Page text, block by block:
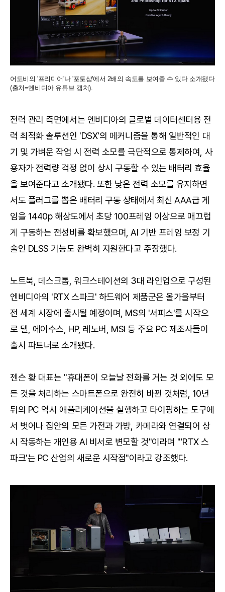
어도비의 '프리미어'나 '포토샵'에서 2배의 속도를 보여줄 수 있다 소개됐다
(출처=엔비디아 유튜브 캡처).
전력 관리 측면에서는 엔비디아의 글로벌 데이터센터용 전
력 최적화 솔루션인 'DSX'의 메커니즘을 통해 일반적인 대
기 및 가벼운 작업 시 전력 소모를 극단적으로 통제하여, 사
용자가 전력량 걱정 없이 상시 구동할 수 있는 배터리 효율
을 보여준다고 소개됐다. 또한 낮은 전력 소모를 유지하면
서도 플러그를 뽑은 배터리 구동 상태에서 최신 AAA급 게
임을 1440p 해상도에서 초당 100프레임 이상으로 매끄럽
게 구동하는 전성비를 확보했으며, AI 기반 프레임 보정 기
술인 DLSS 기능도 완벽히 지원한다고 주장했다.
노트북, 데스크톱, 워크스테이션의 3대 라인업으로 구성된
엔비디아의 'RTX 스파크' 하드웨어 제품군은 올가을부터
전 세계 시장에 출시될 예정이며, MS의 '서피스'를 시작으
로 델, 에이수스, HP, 레노버, MSI 등 주요 PC 제조사들이
출시 파트너로 소개됐다.
젠슨 황 대표는 "휴대폰이 오늘날 전화를 거는 것 외에도 모
든 것을 처리하는 스마트폰으로 완전히 바뀐 것처럼, 10년
뒤의 PC 역시 애플리케이션을 실행하고 타이핑하는 도구에
서 벗어나 집안의 모든 가전과 가방, 카메라와 연결되어 상
시 작동하는 개인용 AI 비서로 변모할 것"이라며 "'RTX 스
파크'는 PC 산업의 새로운 시작점"이라고 강조했다.